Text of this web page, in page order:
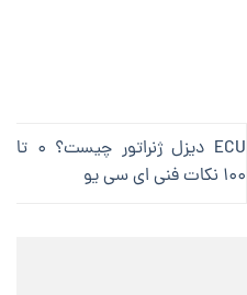
ECU دیزل ژنراتور چیست؟ ۰ تا
۱۰۰ نکات فنی ای سی یو